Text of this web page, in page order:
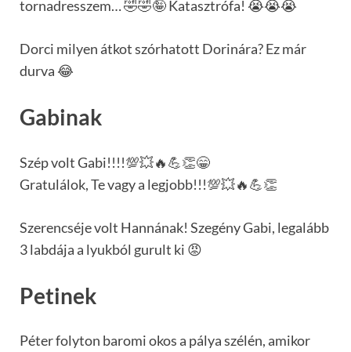
tornadresszem… 🤣🤣🤪 Katasztrófa! 😭😭😭
Dorci milyen átkot szórhatott Dorinára? Ez már
durva 😂
Gabinak
Szép volt Gabi!!!!💯💥🔥💪👏😁
Gratulálok, Te vagy a legjobb!!!💯💥🔥💪👏
Szerencséje volt Hannának! Szegény Gabi, legalább
3 labdája a lyukból gurult ki 😡
Petinek
Péter folyton baromi okos a pálya szélén, amikor